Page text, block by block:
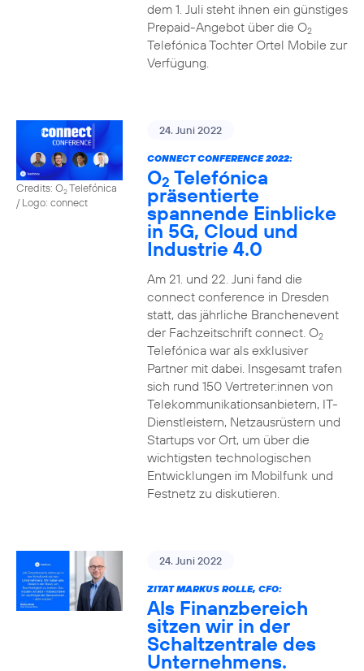
dem 1. Juli steht ihnen ein günstiges
Prepaid-Angebot über die O2
Telefónica Tochter Ortel Mobile zur
Verfügung.
Credits: O2Telefónica
/ Logo: connect
24. Juni 2022
CONNECT CONFERENCE 2022:
O2 Telefónica
präsentierte
spannende Einblicke
in 5G, Cloud und
Industrie 4.0
Am 21. und 22. Juni fand die
connect conference in Dresden
statt, das jährliche Branchenevent
der Fachzeitschrift connect. O2
Telefónica war als exklusiver
Partner mit dabei. Insgesamt trafen
sich rund 150 Vertreter:innen von
Telekommunikationsanbietern, IT-
Dienstleistern, Netzausrüstern und
Startups vor Ort, um über die
wichtigsten technologischen
Entwicklungen im Mobilfunk und
Festnetz zu diskutieren.
24. Juni 2022
ZITAT MARKUS ROLLE, CFO:
Als Finanzbereich
sitzen wir in der
Schaltzentrale des
Unternehmens.